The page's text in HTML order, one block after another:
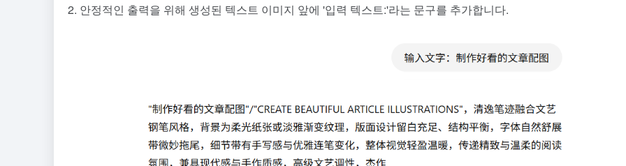
2. 안정적인 출력을 위해 생성된 텍스트 이미지 앞에 '입력 텍스트:'라는 문구를 추가합니다.